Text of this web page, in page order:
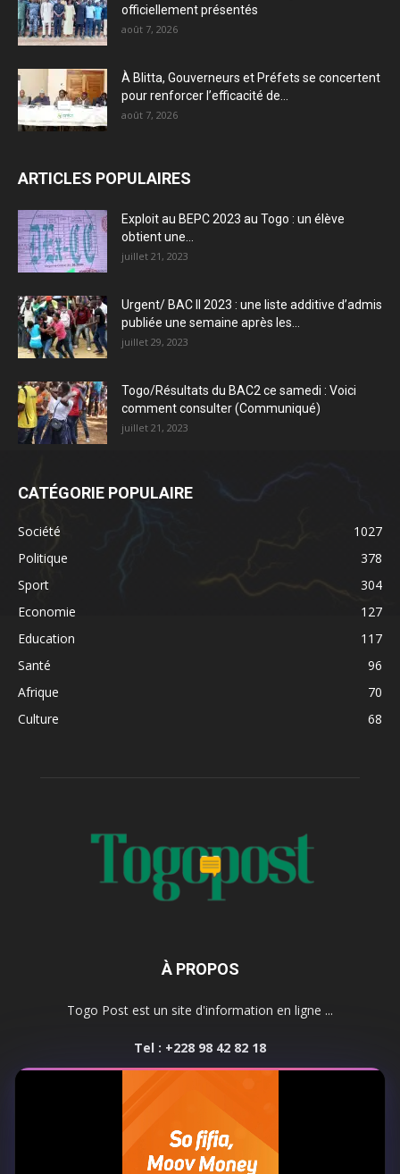
officiellement présentés
août 7, 2026
À Blitta, Gouverneurs et Préfets se concertent
pour renforcer l’efficacité de...
août 7, 2026
ARTICLES POPULAIRES
Exploit au BEPC 2023 au Togo : un élève
obtient une...
juillet 21, 2023
Urgent/ BAC II 2023 : une liste additive d’admis
publiée une semaine après les...
juillet 29, 2023
Togo/Résultats du BAC2 ce samedi : Voici
comment consulter (Communiqué)
juillet 21, 2023
CATÉGORIE POPULAIRE
Société
1027
Politique
378
Sport
304
Economie
127
Education
117
Santé
96
Afrique
70
Culture
68
À PROPOS
Togo Post est un site d'information en ligne ...
Tel : +228 98 42 82 18
SUIVEZ NOUS